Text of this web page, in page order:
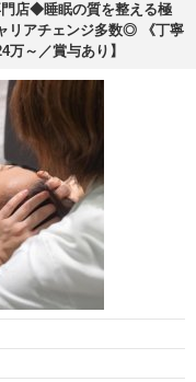
店◆睡眠の質を整える極
リアチェンジ多数◎ 《丁寧
～／賞与あり】